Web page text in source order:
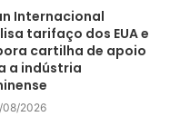
sem qualquer
e não há peças
aço inoxidável for
Internacional
tarifaço dos EUA e
cartilha de apoio
a indústria
08/2026